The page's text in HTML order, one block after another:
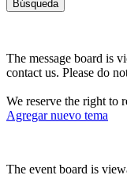
Búsqueda
The message board is
contact us. Please do
We reserve the right to
Agregar nuevo tema
The event board is